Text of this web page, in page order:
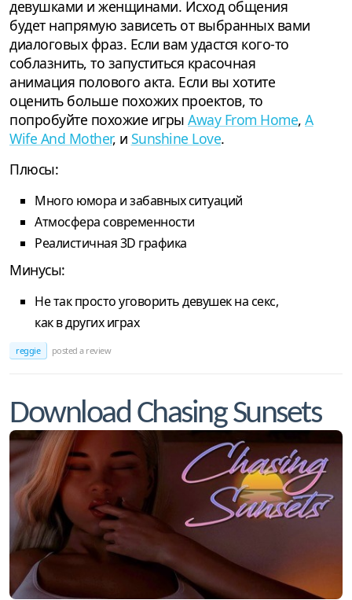
девушками и женщинами. Исход общения
будет напрямую зависеть от выбранных вами
диалоговых фраз. Если вам удастся кого-то
соблазнить, то запуститься красочная
анимация полового акта. Если вы хотите
оценить больше похожих проектов, то
попробуйте похожие игры Away From Home, A
Wife And Mother, и Sunshine Love.
Плюсы:
Много юмора и забавных ситуаций
Атмосфера современности
Реалистичная 3D графика
Минусы:
Не так просто уговорить девушек на секс,
как в других играх
reggie posted a review
Download Chasing Sunsets